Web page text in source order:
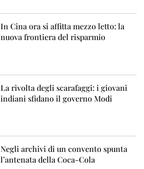
In Cina ora si affitta mezzo letto: la
nuova frontiera del risparmio
La rivolta degli scarafaggi: i giovani
indiani sfidano il governo Modi
Negli archivi di un convento spunta
l’antenata della Coca-Cola